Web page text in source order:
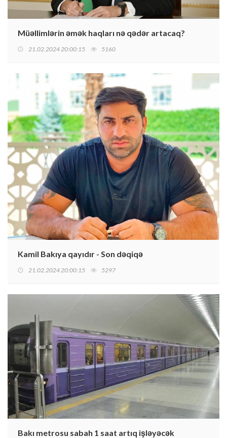
Müəllimlərin əmək haqları nə qədər artacaq?
21.02.2024 20:00:15 5160
Kamil Bakıya qayıdır - Son dəqiqə
21.02.2024 20:00:15 5297
Bakı metrosu sabah 1 saat artıq işləyəcək